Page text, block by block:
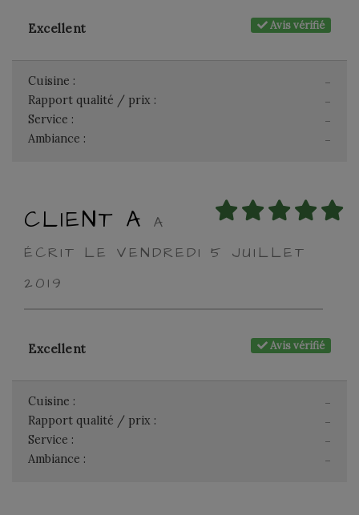
Avis vérifié
Excellent
-
Cuisine :
-
Rapport qualité / prix :
-
Service :
-
Ambiance :
CLIENT A
A
ÉCRIT LE VENDREDI 5 JUILLET
2019
Avis vérifié
Excellent
-
Cuisine :
-
Rapport qualité / prix :
-
Service :
-
Ambiance :